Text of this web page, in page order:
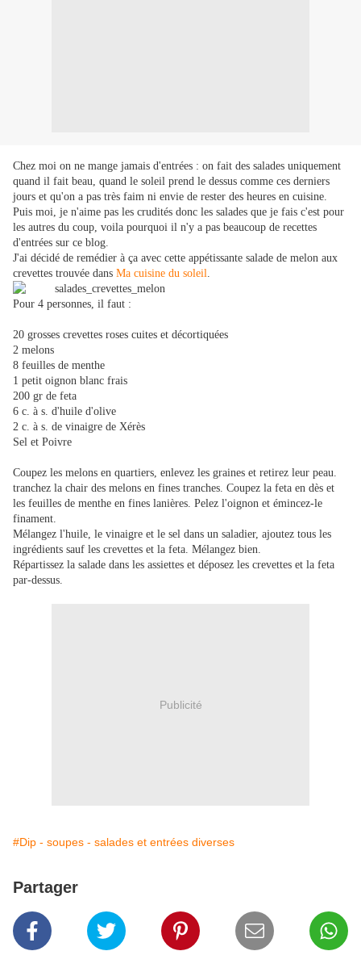
Chez moi on ne mange jamais d'entrées : on fait des salades uniquement
quand il fait beau, quand le soleil prend le dessus comme ces derniers
jours et qu'on a pas très faim ni envie de rester des heures en cuisine.
Puis moi, je n'aime pas les crudités donc les salades que je fais c'est pour
les autres du coup, voila pourquoi il n'y a pas beaucoup de recettes
d'entrées sur ce blog.
J'ai décidé de remédier à ça avec cette appétissante salade de melon aux
crevettes trouvée dans Ma cuisine du soleil.
Pour 4 personnes, il faut :
20 grosses crevettes roses cuites et décortiquées
2 melons
8 feuilles de menthe
1 petit oignon blanc frais
200 gr de feta
6 c. à s. d'huile d'olive
2 c. à s. de vinaigre de Xérès
Sel et Poivre
Coupez les melons en quartiers, enlevez les graines et retirez leur peau.
tranchez la chair des melons en fines tranches. Coupez la feta en dès et
les feuilles de menthe en fines lanières. Pelez l'oignon et émincez-le
finament.
Mélangez l'huile, le vinaigre et le sel dans un saladier, ajoutez tous les
ingrédients sauf les crevettes et la feta. Mélangez bien.
Répartissez la salade dans les assiettes et déposez les crevettes et la feta
par-dessus.
Publicité
#Dip - soupes - salades et entrées diverses
Partager